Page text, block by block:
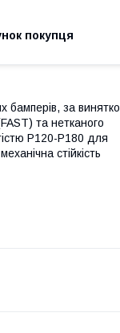
покупця
бамперів, за
та нетканого
P120-P180 для
стійкість